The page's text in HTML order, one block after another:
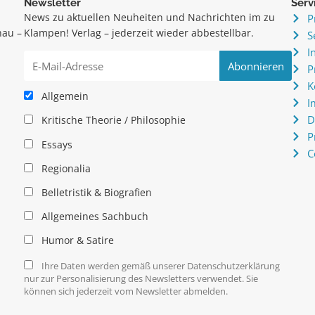
–
Newsletter
News zu aktuellen Neuheiten und Nachrichten im zu
Klampen! Verlag – jederzeit wieder abbestellbar.
Allgemein
Kritische Theorie / Philosophie
Essays
Regionalia
Belletristik & Biografien
Allgemeines Sachbuch
Humor & Satire
Ihre Daten werden gemäß unserer Datenschutzerklärung
nur zur Personalisierung des Newsletters verwendet. Sie
können sich jederzeit vom Newsletter abmelden.